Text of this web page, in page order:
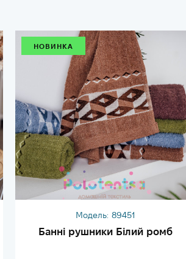
НОВИНКА
Модель: 89451
Банні рушники Білий ромб